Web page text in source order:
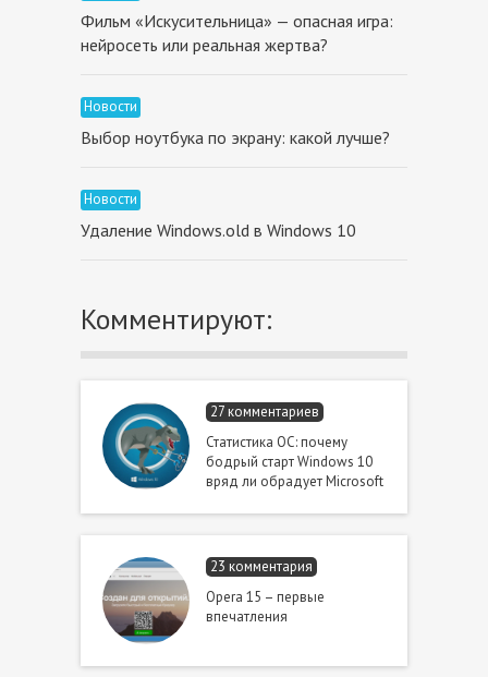
Фильм «Искусительница» — опасная игра:
нейросеть или реальная жертва?
Новости
Выбор ноутбука по экрану: какой лучше?
Новости
Удаление Windows.old в Windows 10
Комментируют:
27 комментариев
Статистика ОС: почему
бодрый старт Windows 10
вряд ли обрадует Microsoft
23 комментария
Opera 15 – первые
впечатления